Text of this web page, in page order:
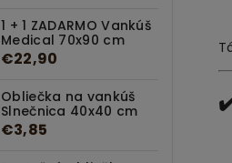
1 + 1 ZADARMO Vankúš
Medical 70x90 cm
€22,90
Obliečka na vankúš
Slnečnica 40x40 cm
€3,85